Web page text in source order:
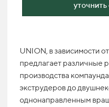
UNION, в зависимости
предлагает различные
производства
экструдеров до
однонаправленным